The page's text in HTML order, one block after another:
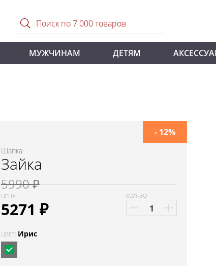
МУЖЧИНАМ ДЕТЯМ
Шапка
Зайка
5990 ₽
ЦЕНА
5271 ₽
- 12%
КОЛ-ВО
ЦВЕТ: Ирис